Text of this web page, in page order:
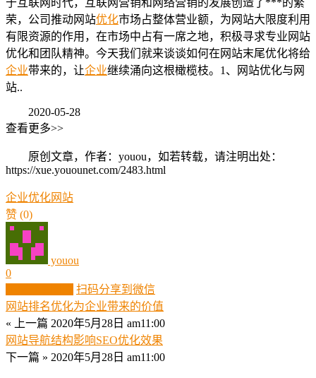
荣，公司推动网站优化市场占整体营业额，为网站大限度利用
有限资源的作用，在市场中占有一席之地，积极寻求专业网站
优化和团队精神。今天我们就来谈谈如何在网站末尾优化将给
企业带来的，让企业继续涌向这根橄榄枝。1、网站优化与网
站..
2020-05-28
查看更多>>
原创文章，作者：youou，如若转载，请注明出处：
https://xue.youounet.com/2483.html
企业优化网站
赞 (0)
youou
0
扫码分享到微信
网站排名优化为企业带来的价值
« 上一篇 2020年5月28日 am11:00
网站导航结构影响SEO优化效果
下一篇 » 2020年5月28日 am11:00